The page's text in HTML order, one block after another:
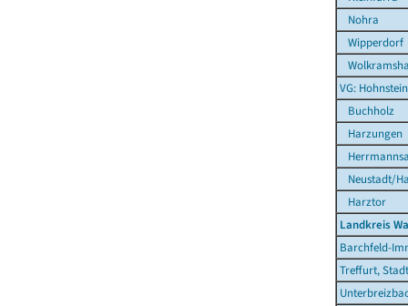
Nohra
Wipperdorf
VG:
Buchholz
Harzungen
Neustadt/
Harztor
Landkreis
Barchfeld-
Treffurt, Stadt